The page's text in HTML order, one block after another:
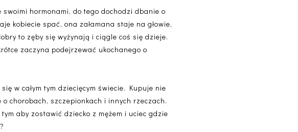
hormonami, do tego dochodzi dbanie o
kobiecie spać, ona załamana staje na głowie,
to zęby się wyżynają i ciągle coś się dzieje.
zaczyna podejrzewać ukochanego o
w całym tym dziecięcym świecie. Kupuje nie
chorobach, szczepionkach i innych rzeczach.
aby zostawić dziecko z mężem i uciec gdzie